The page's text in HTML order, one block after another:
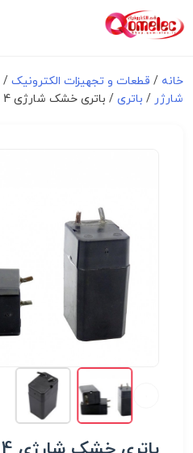
خانه / قطعات و تجهیزات الکترونیک/
شارژر / باتری/ باتری خشک شارژی 4 ولت 400 میلی آمپر ساعت